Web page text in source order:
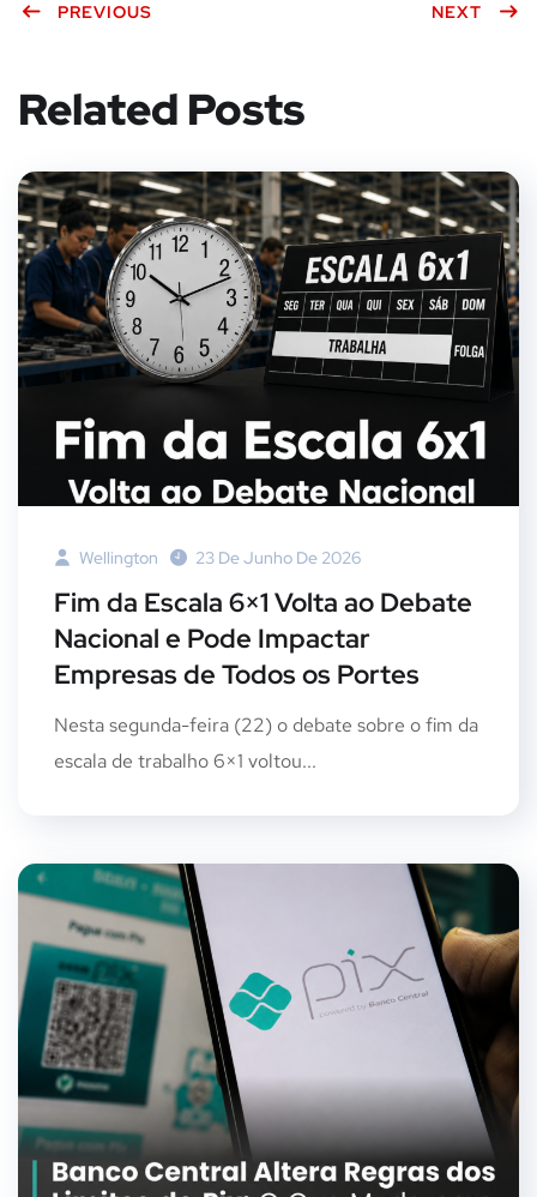
book
dIn
sApp
PREVIOUS NEXT
Related Posts
Wellington 23 De Junho De 2026
Fim da Escala 6×1 Volta ao Debate
Nacional e Pode Impactar
Empresas de Todos os Portes
Nesta segunda-feira (22) o debate sobre o fim da
escala de trabalho 6×1 voltou...